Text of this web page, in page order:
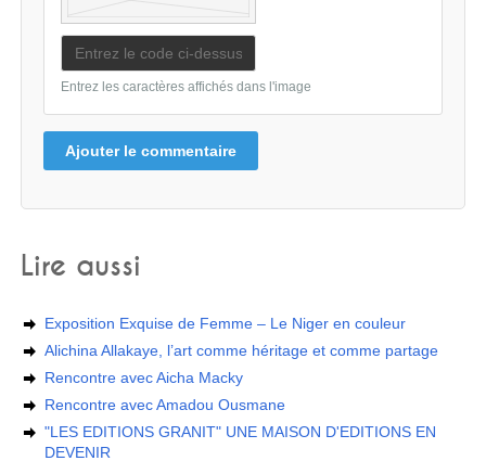
Entrez les caractères affichés dans l'image
Ajouter le commentaire
Lire aussi
Exposition Exquise de Femme – Le Niger en couleur
Alichina Allakaye, l’art comme héritage et comme partage
Rencontre avec Aicha Macky
Rencontre avec Amadou Ousmane
"LES EDITIONS GRANIT" UNE MAISON D'EDITIONS EN
DEVENIR